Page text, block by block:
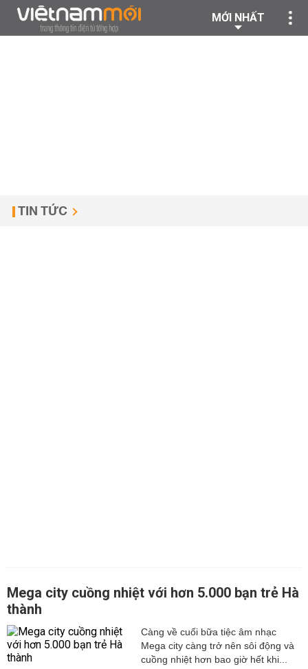
MỚI NHẤT
TIN TỨC
Mega city cuồng nhiệt với hơn 5.000 bạn trẻ Hà
thành
Càng về cuối bữa tiệc âm nhạc
Mega city càng trở nên sôi động và
cuồng nhiệt hơn bao giờ hết khi...